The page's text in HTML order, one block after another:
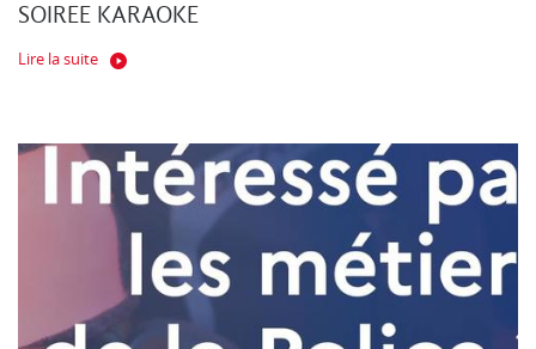
SOIREE KARAOKE
Lire la suite